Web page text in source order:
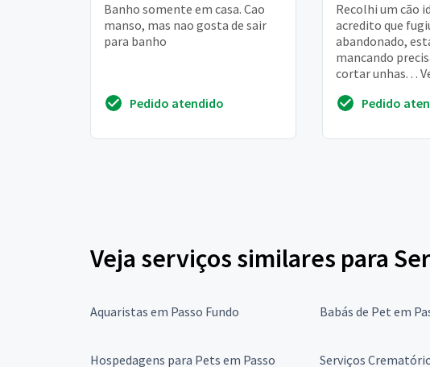
Banho somente em casa. Cao
manso, mas nao gosta de sair
para banho
Pedido atendido
Recolhi um cão
acredito que
abandonado,
mancando
cortar unhas. . .
Pedido
Veja serviços similares para
Aquaristas em Passo Fundo Babás de Pet em
Hospedagens para Pets em Passo
Serviços